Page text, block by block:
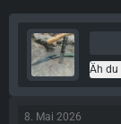
8. Mai 2026